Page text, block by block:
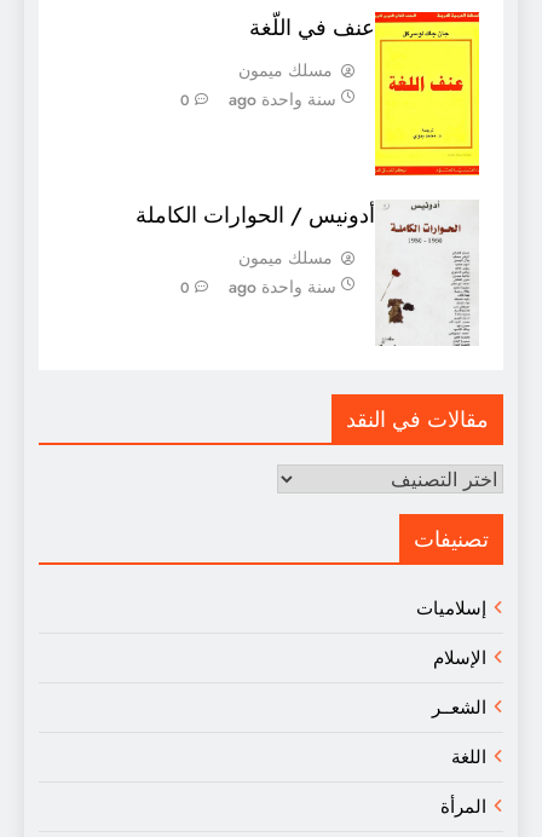
عنف في اللّغة
مسلك ميمون
سنة واحدة ago
0
أدونيس / الحوارات الكاملة
مسلك ميمون
سنة واحدة ago
0
مقالات في النقد
مقالات
النقد
تصنيفات
إسلاميات
الإسلام
الشعــر
اللغة
المرأة